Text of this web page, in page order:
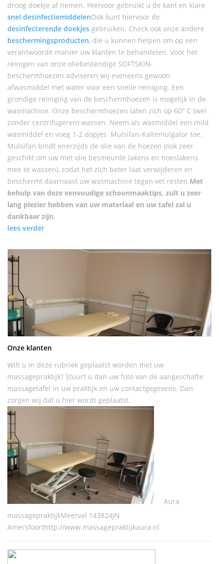
droog doekje af nemen. Hiervoor gebruikt u de kant en klare
snel desinfectiemiddelenOok kunt hiervoor de
desinfecterende doekjes gebruiken. Check ook onze andere
beschermingsproducten, die u kunnen helpen om op een
verantwoorde manier uw klanten te behandelen. Voor het
reinigen van onze oliebestendige SOFTSKIN-
beschermhoezen adviseren wij eveneens gewoon
afwasmiddel met water voor een snelle reiniging. Een
grondige reiniging van de beschermhoezen is mogelijk in de
wasmachine. Onze beschermhoezen laten zich op 60° C (wel
zonder centrifugeren) wassen. Neem als wasmiddel een mild
wasmiddel en voeg 1-2 dopjes Mulsifan-Kaltemulgator toe.
Mulsifan bindt enerzijds de olie van de hoezen (ook zeer
geschikt om uw met olie besmeurde lakens en hoeslakens
mee te wassen), zodat het zich beter laat verwijderen en
beschermt daarnaast uw wasmachine tegen vet resten.Met
behulp van deze eenvoudige schoonmaaktips, zult u zeer
lang plezier hebben van uw materiaal en uw tafel zal u
dankbaar zijn.
lees verder
Onze klanten
Wilt u in deze rubriek geplaatst worden met uw
massagepraktijk? Stuurt u dan uw foto van de aangeschafte
massagetafel in uw praktijk en uw contactgegevens. Dan
zorgen wij dat u hier wordt geplaatst.
Aura
massagepraktijkMeerval 143824JN
Amersfoorthttp://www.massagepraktijkaura.nl